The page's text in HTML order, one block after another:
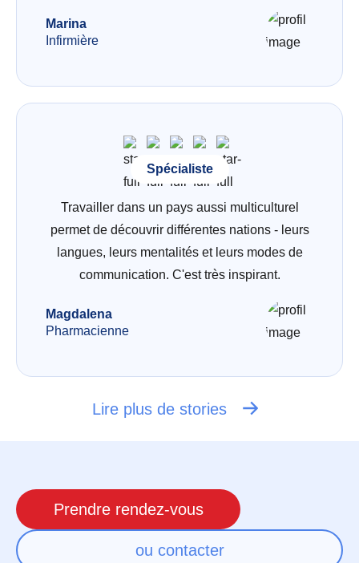
Marina
Infirmière
Spécialiste
Travailler dans un pays aussi multiculturel
permet de découvrir différentes nations - leurs
langues, leurs mentalités et leurs modes de
communication. C'est très inspirant.
Magdalena
Pharmacienne
Lire plus de stories
Prendre rendez-vous
ou contacter